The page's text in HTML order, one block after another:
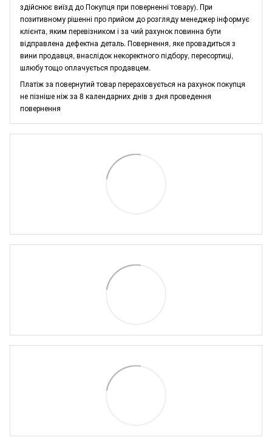
здійснює виїзд до Покупця при поверненні товару). При
позитивному рішенні про прийом до розгляду менеджер інформує
клієнта, яким перевізником і за чий рахунок повинна бути
відправлена дефектна деталь. Повернення, яке провадиться з
вини продавця, внаслідок некоректного підбору, пересортиці,
шлюбу тощо оплачується продавцем.
Платіж за повернутий товар перераховується на рахунок покупця
не пізніше ніж за 8 календарних днів з дня проведення
повернення